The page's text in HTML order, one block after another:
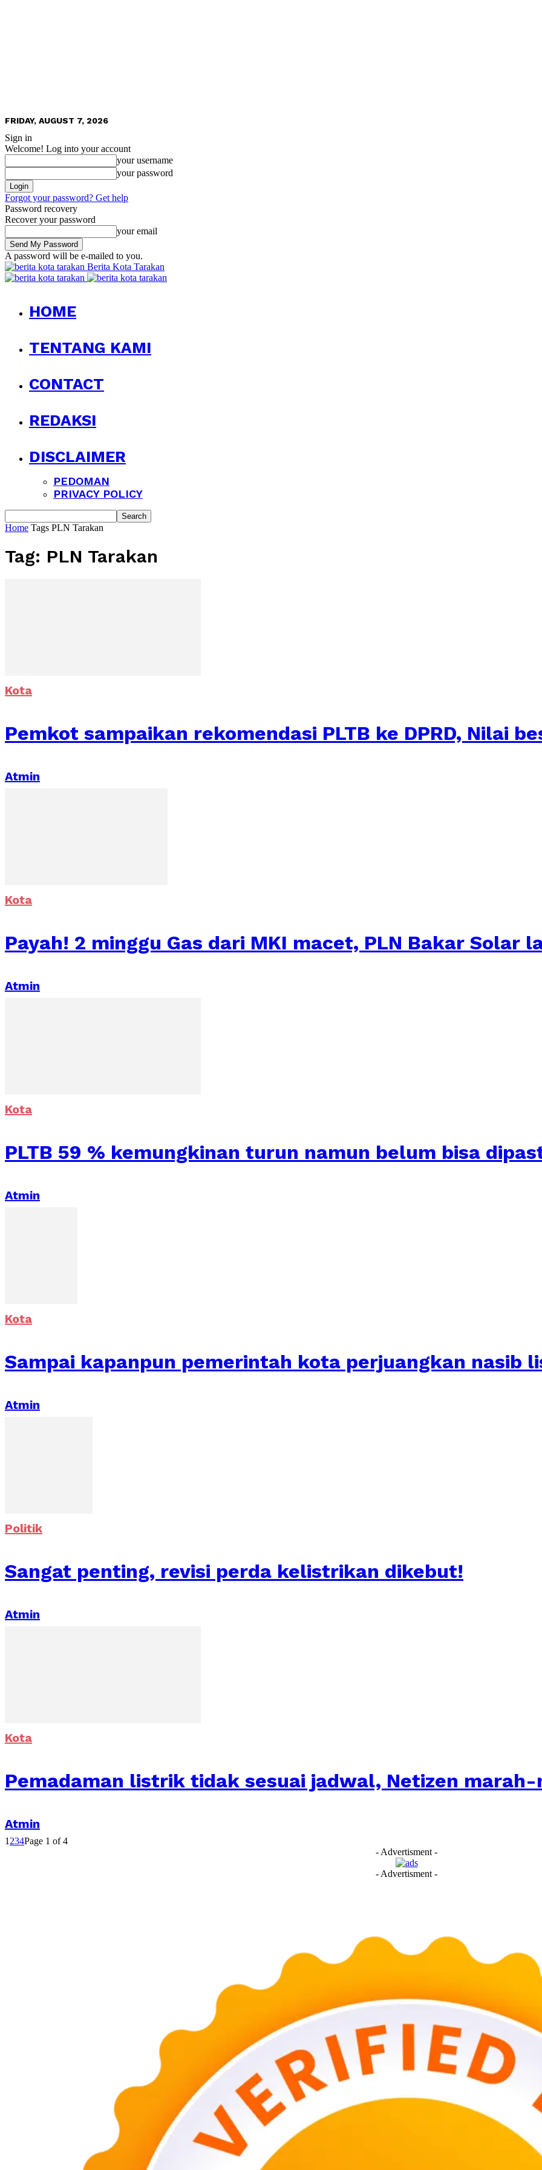
FRIDAY, AUGUST 7, 2026
Sign in
Welcome! Log into your account
your username
your password
Forgot your password? Get help
Password recovery
Recover your password
your email
A password will be e-mailed to you.
Berita Kota Tarakan
HOME
TENTANG KAMI
CONTACT
REDAKSI
DISCLAIMER
PEDOMAN
PRIVACY POLICY
Home Tags PLN Tarakan
Tag: PLN Tarakan
Kota
Pemkot sampaikan rekomendasi PLTB ke DPRD, Nilai
Atmin
Kota
Payah! 2 minggu Gas dari MKI macet, PLN Bakar Solar
Atmin
Kota
PLTB 59 % kemungkinan turun namun belum bisa
Atmin
Kota
Sampai kapanpun pemerintah kota perjuangkan nasib
Atmin
Politik
Sangat penting, revisi perda kelistrikan dikebut!
Atmin
Kota
Pemadaman listrik tidak sesuai jadwal, Netizen marah-
Atmin
1 234Page 1 of 4
- Advertisment -
- Advertisment -